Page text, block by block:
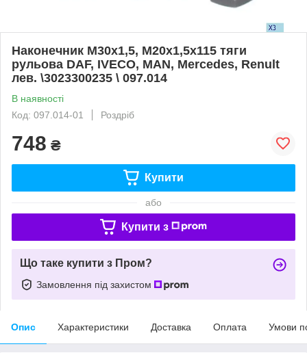
Наконечник М30х1,5, М20х1,5x115 тяги
рульова DAF, IVECO, MAN, Mercedes, Renult
лев. \3023300235 \ 097.014
В наявності
Код: 097.014-01
Роздріб
748 ₴
Купити
або
Купити з
Що таке купити з Пром?
Замовлення під захистом
Опис Характеристики Доставка Оплата Умови